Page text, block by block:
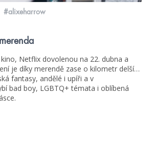
#alixeharrow
Netflix dovolenou na 22. dubna a
je díky merendě zase o kilometr delší…
fantasy, andělé i upíři a v
bad boy, LGBTQ+ témata i oblíbená